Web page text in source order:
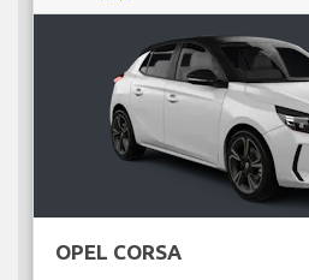
OPEL CORSA